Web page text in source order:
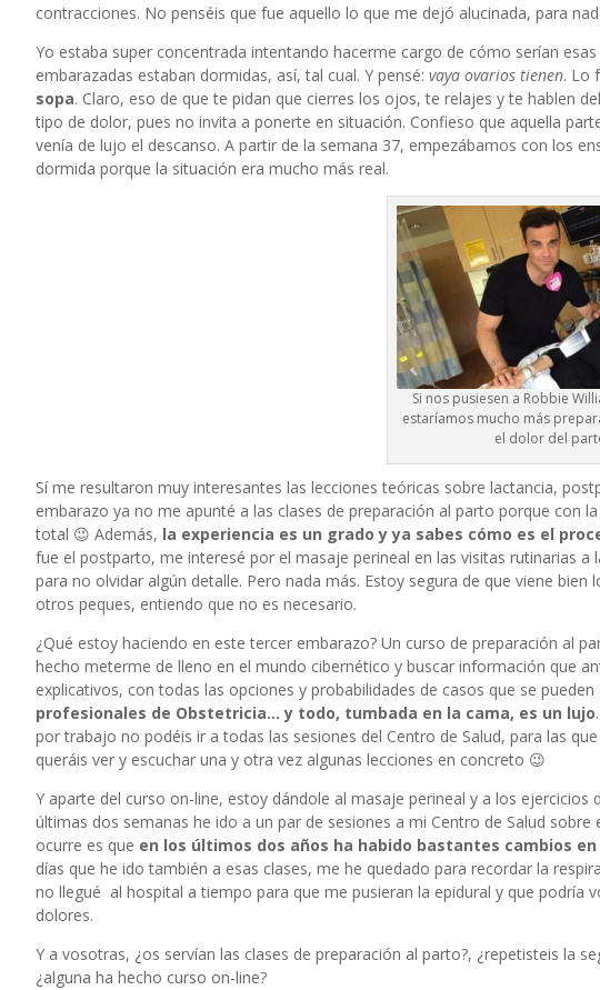
contracciones. No penséis que fue aquello lo que me dejó alucinada, para
Yo estaba super concentrada intentando hacerme cargo de cómo serían
embarazadas estaban dormidas, así, tal cual. Y pensé: vaya ovarios tienen. Lo
sopa. Claro, eso de que te pidan que cierres los ojos, te relajes y te hablen
tipo de dolor, pues no invita a ponerte en situación. Confieso que aquella
venía de lujo el descanso. A partir de la semana 37, empezábamos con los
dormida porque la situación era mucho más real.
Si nos pusiesen a Robbie
estaríamos mucho más
el dolor del
Sí me resultaron muy interesantes las lecciones teóricas sobre lactancia,
embarazo ya no me apunté a las clases de preparación al parto porque con
total 😉 Además, la experiencia es un grado y ya sabes cómo es el
fue el postparto, me interesé por el masaje perineal en las visitas rutinarias
para no olvidar algún detalle. Pero nada más. Estoy segura de que viene
otros peques, entiendo que no es necesario.
¿Qué estoy haciendo en este tercer embarazo? Un curso de preparación al
hecho meterme de lleno en el mundo cibernético y buscar información que
explicativos, con todas las opciones y probabilidades de casos que se
profesionales de Obstetricia… y todo, tumbada en la cama, es un lujo
por trabajo no podéis ir a todas las sesiones del Centro de Salud, para las
queráis ver y escuchar una y otra vez algunas lecciones en concreto 😉
Y aparte del curso on-line, estoy dándole al masaje perineal y a los ejercicios
últimas dos semanas he ido a un par de sesiones a mi Centro de Salud
ocurre es que en los últimos dos años ha habido bastantes cambios
días que he ido también a esas clases, me he quedado para recordar la
no llegué al hospital a tiempo para que me pusieran la epidural y que podría
dolores.
Y a vosotras, ¿os servían las clases de preparación al parto?, ¿repetisteis la
¿alguna ha hecho curso on-line?